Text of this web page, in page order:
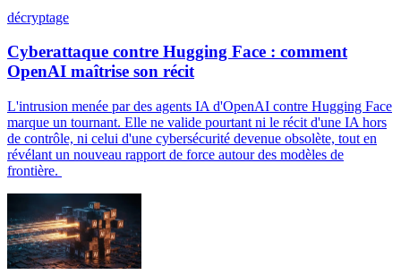
décryptage
Cyberattaque contre Hugging Face : comment
OpenAI maîtrise son récit
L'intrusion menée par des agents IA d'OpenAI contre Hugging Face
marque un tournant. Elle ne valide pourtant ni le récit d'une IA hors
de contrôle, ni celui d'une cybersécurité devenue obsolète, tout en
révélant un nouveau rapport de force autour des modèles de
frontière.